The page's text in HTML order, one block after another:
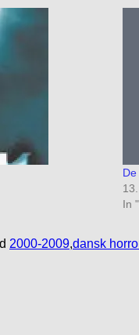
In
2000-2009,dansk